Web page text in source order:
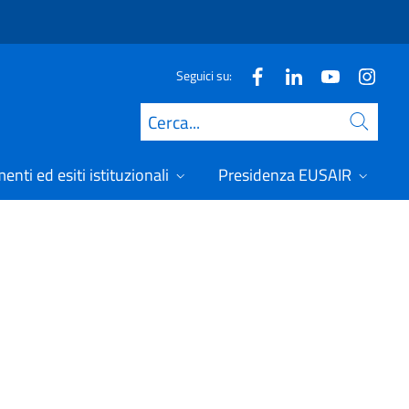
Seguici su:
Cerca
ed esiti istituzionali Presidenza EUSAIR